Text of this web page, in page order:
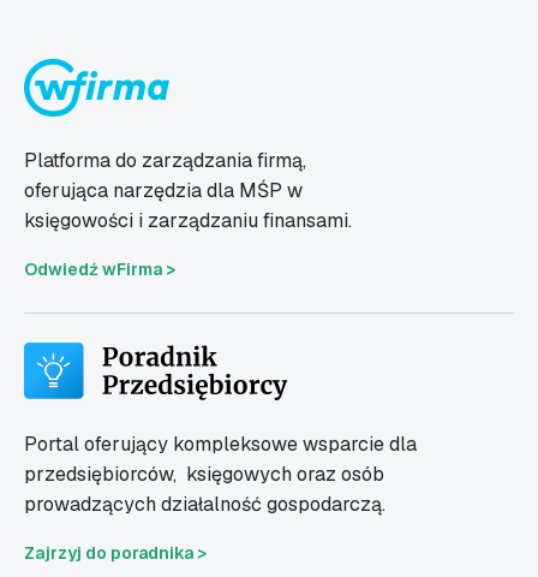
Platforma do zarządzania firmą,
oferująca narzędzia dla MŚP w
księgowości i zarządzaniu finansami.
Odwiedź wFirma >
Portal oferujący kompleksowe wsparcie dla
przedsiębiorców, księgowych oraz osób
prowadzących działalność gospodarczą.
Zajrzyj do poradnika >